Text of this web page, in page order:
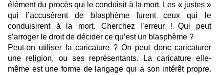
élément du procès qui le conduisit à la mort. Les « justes »
qui l’accusèrent de blasphème furent ceux qui le
conduisirent à la mort. Cherchez l’erreur ! Qui peut
s’arroger le droit de décider ce qu’est un blasphème ?
Peut-on utiliser la caricature ? On peut donc caricaturer
une religion, ou ses représentants. La caricature elle-
même est une forme de langage qui a son intérêt propre.